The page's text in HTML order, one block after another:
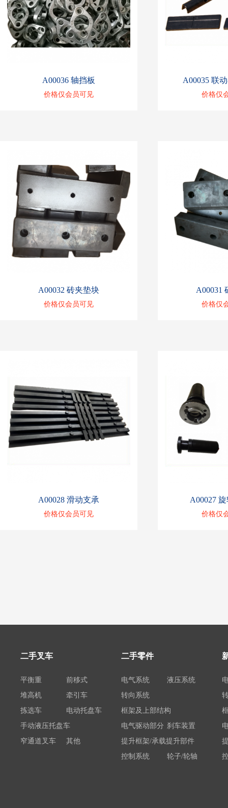
A00036 轴挡板
价格仅会员可见
A00035 联
价格仅
A00032 砖夹垫块
价格仅会员可见
A00031
价格仅
A00028 滑动支承
价格仅会员可见
A00027
价格仅
二手叉车
平衡重
前移式
堆高机
牵引车
拣选车
电动托盘车
手动液压托盘车
窄通道叉车
其他
二手零件
电气系统
液压系统
转向系统
框架及上部结构
电气驱动部分 刹车装置
提升框架/承载提升部件
控制系统
轮子/轮轴